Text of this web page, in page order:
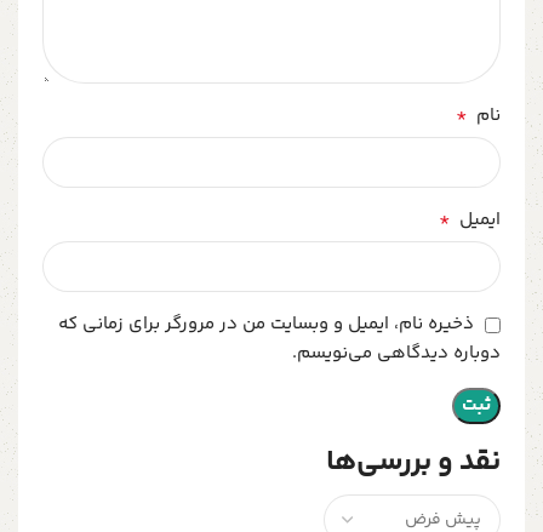
نقد و بررسی‌ها
نام *
ایمیل *
ذخیره نام، ایمیل و وبسایت من در مرورگر برای زمانی که
دوباره دیدگاهی می‌نویسم.